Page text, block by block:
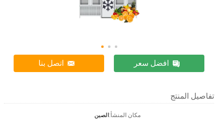
افضل سعر اتصل بنا
تفاصيل المنتج
مكان المنشأ:الصين